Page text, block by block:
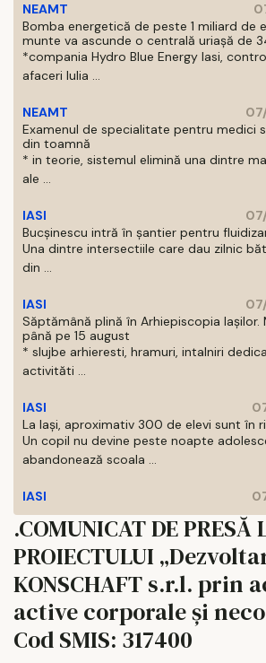
NEAMT
Bomba energetică de peste 1 miliard de
munte va ascunde o centrală uriașă de
*compania Hydro Blue Energy Iasi,
afaceri Iulia ...
NEAMT
Examenul de specialitate pentru medici
din toamnă
* in teorie, sistemul elimină una dintre
ale ...
IASI
Bucșinescu intră în șantier pentru
Una dintre intersectiile care dau zilnic
din ...
IASI
Săptămână plină în Arhiepiscopia Iașilor.
până pe 15 august
* slujbe arhieresti, hramuri, intalniri
activităti ...
IASI
La Iași, aproximativ 300 de elevi sunt în
Un copil nu devine peste noapte
abandonează scoala ...
IASI
.COMUNICAT DE PRESĂ
PROIECTULUI
KONSCHAFT s.r.l. prin
active corporale și
Cod SMIS: 317400